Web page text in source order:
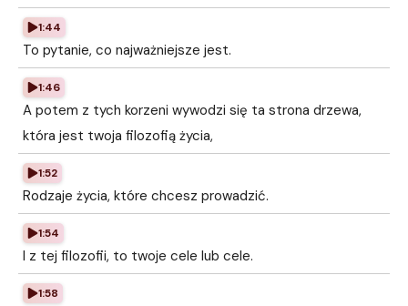
1:44
To pytanie, co najważniejsze jest.
1:46
A potem z tych korzeni wywodzi się ta strona drzewa,
która jest twoja filozofią życia,
1:52
Rodzaje życia, które chcesz prowadzić.
1:54
I z tej filozofii, to twoje cele lub cele.
1:58